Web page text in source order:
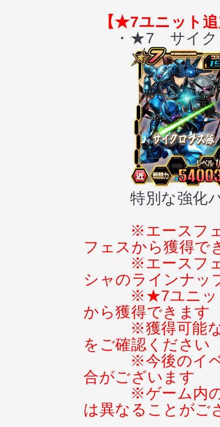
【★7ユニット
・★7 サイク
特別な強化パ
※エースフ
フェスから獲得で
※エースフ
シャのラインナッ
※★7ユニッ
から獲得できます
※獲得可能
をご確認ください
※今後のイ
合がございます
※ゲーム内
は異なることがご